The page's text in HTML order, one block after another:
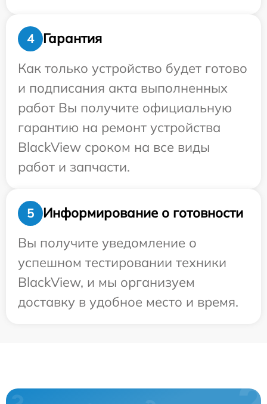
4
Гарантия
Как только устройство будет готово
и подписания акта выполненных
работ Вы получите официальную
гарантию на ремонт устройства
BlackView сроком на все виды
работ и запчасти.
5
Информирование о готовности
Вы получите уведомление о
успешном тестировании техники
BlackView, и мы организуем
доставку в удобное место и время.